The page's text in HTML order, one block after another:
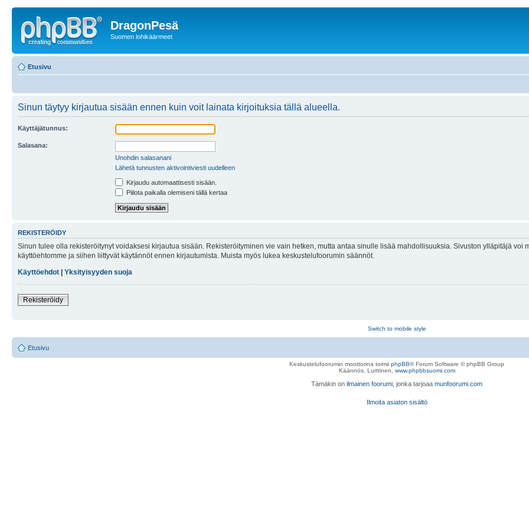
DragonPesä
Suomen lohikäärmeet
Etusivu
Sinun täytyy kirjautua sisään ennen kuin voit lainata kirjoituksia tällä alueella.
Käyttäjätunnus:
Salasana:
Unohdin salasanani
Lähetä tunnusten aktivointiviesti uudelleen
Kirjaudu automaattisesti sisään.
Piilota paikalla olemiseni tällä kertaa
REKISTERÖIDY
Sinun tulee olla rekisteröitynyt voidaksesi kirjautua sisään. Rekisteröityminen vie vain hetken, mutta antaa sinulle lisää mahdollisuuksia. Sivuston ylläpitäjä
käyttöehtomme ja siihen liittyvät käytännöt ennen kirjautumista. Muista myös lukea keskustelufoorumin säännöt.
Käyttöehdot
Yksityisyyden suoja
Rekisteröidy
Switch to mobile style
Etusivu
Keskustelufoorumin moottorina toimii phpBB® Forum Software © phpBB Group
Käännös, Lurttinen, www.phpbbsuomi.com
Tämäkin on ilmainen foorumi , jonka tarjoaa munfoorumi.com
Ilmoita asiaton sisältö